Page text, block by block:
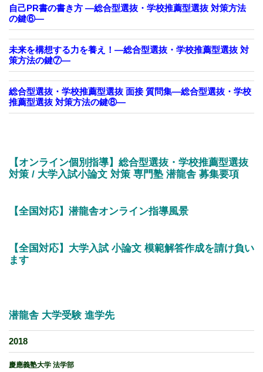
自己PR書の書き方 —総合型選抜・学校推薦型選抜 対策方法
の鍵⑥—
未来を構想する力を養え！—総合型選抜・学校推薦型選抜 対
策方法の鍵⑦—
総合型選抜・学校推薦型選抜 面接 質問集—総合型選抜・学校
推薦型選抜 対策方法の鍵⑧—
【オンライン個別指導】総合型選抜・学校推薦型選抜
対策 / 大学入試小論文 対策 専門塾 潜龍舎 募集要項
【全国対応】潜龍舎オンライン指導風景
【全国対応】大学入試 小論文 模範解答作成を請け負い
ます
潜龍舎 大学受験 進学先
2018
慶應義塾大学 法学部